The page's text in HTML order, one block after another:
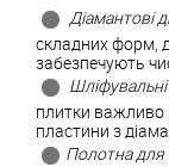
Діамантові
складних форм,
забезпечують
плитки важливо
пластини з
Полотна для